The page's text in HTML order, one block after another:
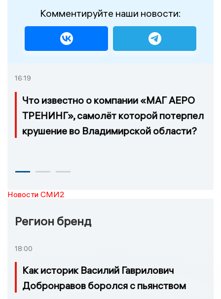
Комментируйте наши новости:
16:19
Что известно о компании «МАГ АЕРО
ТРЕНИНГ», самолёт которой потерпел
крушение во Владимирской области?
Новости СМИ2
Регион бренд
18:00
Как историк Василий Гаврилович
Добронравов боролся с пьянством